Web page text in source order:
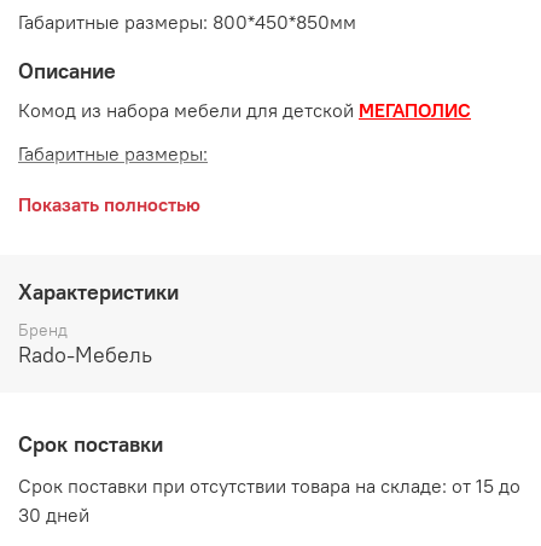
Габаритные размеры: 800*450*850мм
Описание
Комод из набора мебели для детской МЕГАПОЛИС
Габаритные размеры:
длина 800 мм
высота 850 мм
Цвет:
Производитель:
Мебельная фабрика RADO
Показать полностью
Характеристики
Бренд
Rado-Мебель
Срок поставки
Срок поставки при отсутствии товара на складе: от 15 до
30 дней